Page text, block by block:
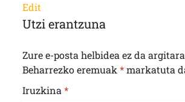
Edit
Utzi erantzuna
Zure e-posta helbidea ez da
Beharrezko eremuak *markatuta
Iruzkina *